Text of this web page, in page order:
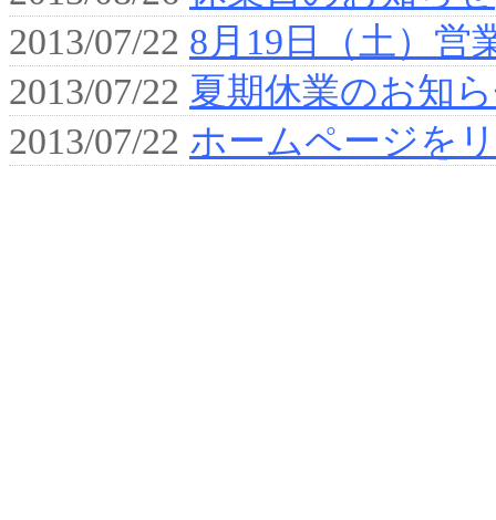
2013/07/22 8月19日（土）営
2013/07/22 夏期休業のお知
2013/07/22 ホームページを